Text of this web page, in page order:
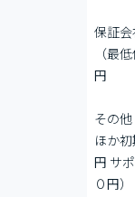
保証
（最
円
その
ほか
円 サ
０円）